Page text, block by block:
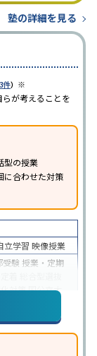
塾の詳細を見る
件） ※
が考えることを
型の授業
に合わせた対策
立学習 映像授業
受験 授業・定期
着
対策国公立大
英語・英会話特化